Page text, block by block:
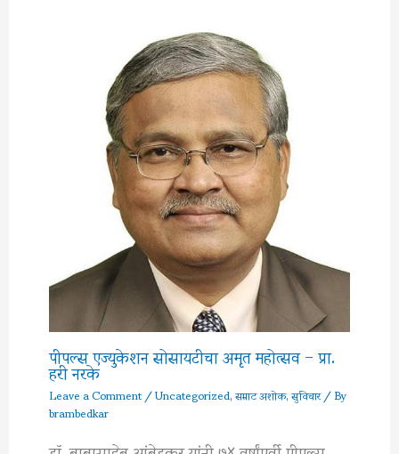
पीपल्स एज्युकेशन सोसायटीचा अमृत महोत्सव – प्रा.
हरी नरके
Leave a Comment/Uncategorized,सम्राट अशोक,सुविचार/ By
brambedkar